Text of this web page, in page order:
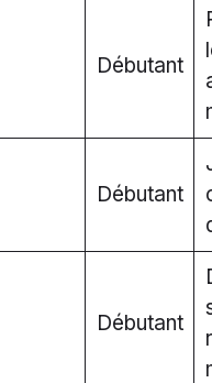
Débutant
Débutant
Débutant